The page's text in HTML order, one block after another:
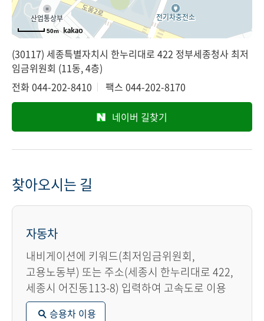
50m
(30117) 세종특별자치시 한누리대로 422 정부세종청사 최저
임금위원회 (11동, 4층)
전화044-202-8410 팩스 044-202-8170
네이버 길찾기
찾아오시는 길
자동차
내비게이션에 키워드(최저임금위원회,
고용노동부) 또는 주소(세종시 한누리대로 422,
세종시 어진동113-8) 입력하여 고속도로 이용
승용차 이용